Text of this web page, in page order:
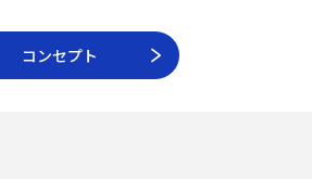
コンセプト